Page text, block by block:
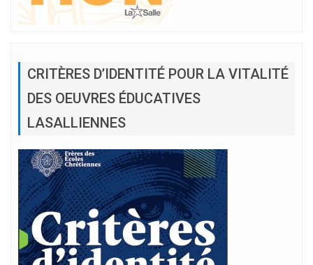
CRITÈRES D’IDENTITÉ POUR LA VITALITÉ
DES OEUVRES ÉDUCATIVES
LASALLIENNES